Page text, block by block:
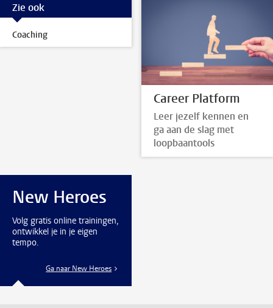
Zie ook
Coaching
Career Platform
Leer jezelf kennen en
ga aan de slag met
loopbaantools
New Heroes
Volg gratis online trainingen,
ontwikkel je in je eigen
tempo.
Ga naar New Heroes